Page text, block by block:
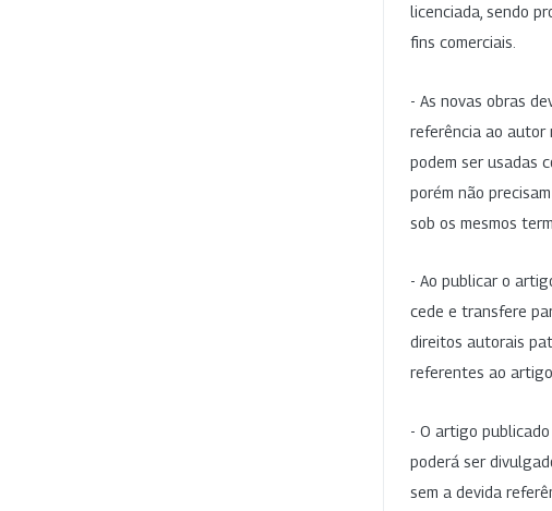
licenciada, sendo
fins comerciais.
- As novas obras
referência ao autor
podem ser usadas
porém não
sob os mesmos
- Ao publicar o
cede e transfere
direitos autorais
referentes ao artigo.
- O artigo publicado
poderá ser
sem a devida